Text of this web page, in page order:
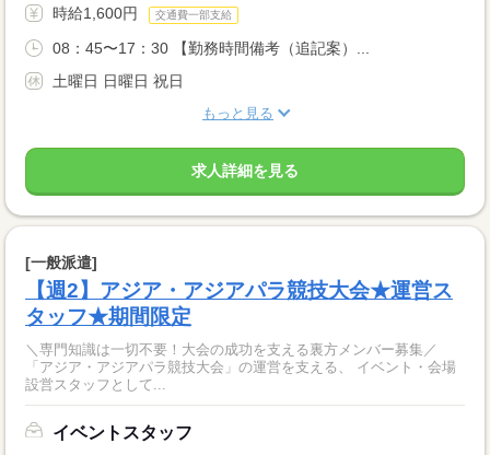
時給1,600円 交通費一部支給
08：45〜17：30 【勤務時間備考（追記案）...
土曜日 日曜日 祝日
もっと見る
求人詳細を見る
[一般派遣]
【週2】アジア・アジアパラ競技大会★運営ス
タッフ★期間限定
＼専門知識は一切不要！大会の成功を支える裏方メンバー募集／
「アジア・アジアパラ競技大会」の運営を支える、 イベント・会場
設営スタッフとして...
イベントスタッフ